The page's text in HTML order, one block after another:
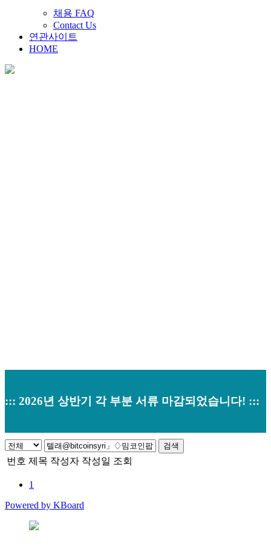
채용 FAQ
Contact Us
연관사이트
HOME
::: 2026년 상반기 각 부분 서류 마감되었습니다! :::
검색
번호 제목 작성자 작성일 조회
1
Powered by KBoard